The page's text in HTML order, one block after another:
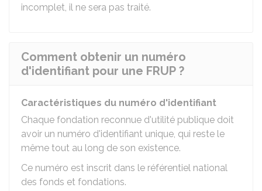
incomplet, il ne sera pas traité.
Comment obtenir un numéro
d'identifiant pour une FRUP ?
Caractéristiques du numéro d'identifiant
Chaque fondation reconnue d'utilité publique doit
avoir un numéro d'identifiant unique, qui reste le
même tout au long de son existence.
Ce numéro est inscrit dans le référentiel national
des fonds et fondations.